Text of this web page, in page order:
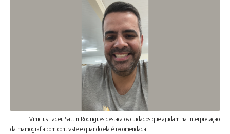
Vinicius Tadeu Sattin Rodrigues destaca os cuidados que ajudam na interpretação
da mamografia com contraste e quando ela é recomendada.